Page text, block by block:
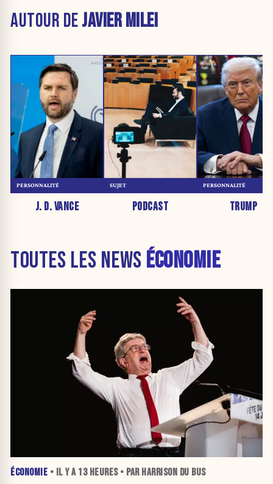
AUTOUR DEJAVIER MILEI
J. D. VANCE
PERSONNALITÉ
PODCAST
SUJET
TRUMP
PERSONNALITÉ
TOUTES LES NEWS ÉCONOMIE
ÉCONOMIE • IL Y A 13 HEURES• PAR HARRISON DU BUS